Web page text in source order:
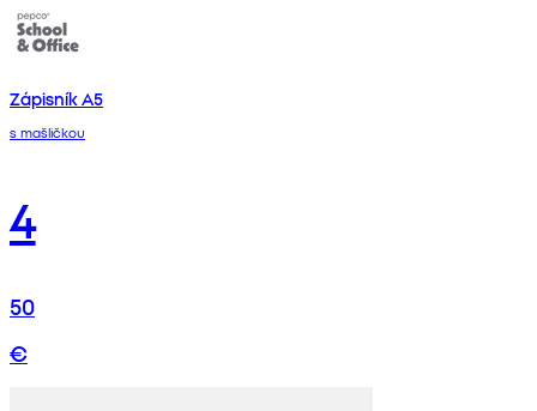
Zápisník A5
s mašličkou
4
50
€